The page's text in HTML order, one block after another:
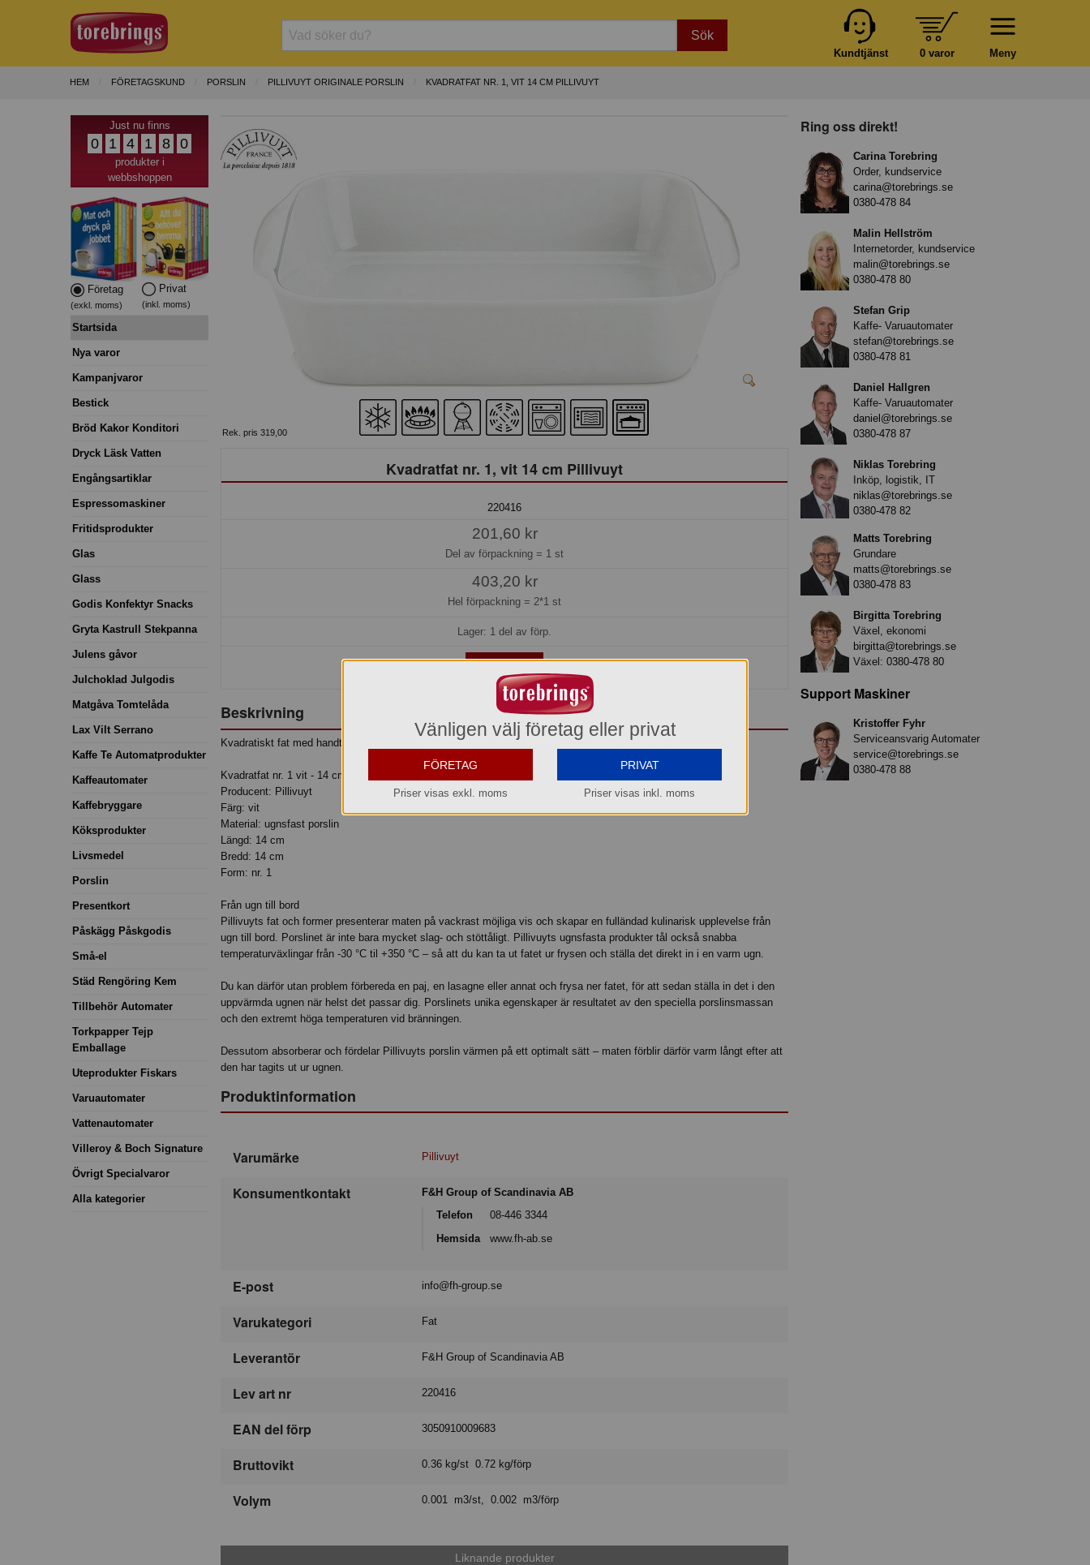
Sök
Meny
0 varor
Kundtjänst
HEM FÖRETAGSKUND PORSLIN PILLIVUYT ORIGINALE PORSLIN KVADRATFAT NR. 1, VIT 14 CM PILLIVUYT
Just nu finns
0 1 4 1 8 0
produkter i
webbshoppen
Företag
(exkl. moms)
Privat
(inkl. moms)
Startsida
Nya varor
Kampanjvaror
Bestick
Bröd Kakor Konditori
Dryck Läsk Vatten
Engångsartiklar
Espressomaskiner
Fritidsprodukter
Glas
Glass
Godis Konfektyr Snacks
Gryta Kastrull Stekpanna
Julens gåvor
Julchoklad Julgodis
Matgåva Tomtelåda
Lax Vilt Serrano
Kaffe Te Automatprodukter
Kaffeautomater
Kaffebryggare
Köksprodukter
Livsmedel
Porslin
Presentkort
Påskägg Påskgodis
Små-el
Städ Rengöring Kem
Tillbehör Automater
Torkpapper Tejp
Emballage
Uteprodukter Fiskars
Varuautomater
Vattenautomater
Villeroy & Boch Signature
Övrigt Specialvaror
Alla kategorier
Rek. pris 319,00
Kvadratfat nr. 1, vit 14 cm Pillivuyt
220416
201,60 kr
Del av förpackning = 1 st
403,20 kr
Hel förpackning = 2*1 st
Lager: 1 del av förp.
Beskrivning
Kvadratiskt fat med handtag som mäter 14x14 cm. Perfekt till ugnsrätter samt till servering.
Kvadratfat nr. 1 vit - 14 cm
Producent: Pillivuyt
Färg: vit
Material: ugnsfast porslin
Längd: 14 cm
Bredd: 14 cm
Form: nr. 1
Från ugn till bord
Pillivuyts fat och former presenterar maten på vackrast möjliga vis och skapar en fulländad kulinarisk upplevelse från
ugn till bord. Porslinet är inte bara mycket slag- och stöttåligt. Pillivuyts ugnsfasta produkter tål också snabba
temperaturväxlingar från -30 °C til +350 °C – så att du kan ta ut fatet ur frysen och ställa det direkt in i en varm ugn.
Du kan därför utan problem förbereda en paj, en lasagne eller annat och frysa ner fatet, för att sedan ställa in det i den
uppvärmda ugnen när helst det passar dig. Porslinets unika egenskaper är resultatet av den speciella porslinsmassan
och den extremt höga temperaturen vid bränningen.
Dessutom absorberar och fördelar Pillivuyts porslin värmen på ett optimalt sätt – maten förblir därför varm långt efter att
den har tagits ut ur ugnen.
Produktinformation
Varumärke Pillivuyt
Konsumentkontakt
F&H Group of Scandinavia AB
Telefon
08-446 3344
Hemsida
www.fh-ab.se
E-post info@fh-group.se
Varukategori Fat
Leverantör F&H Group of Scandinavia AB
Lev art nr 220416
EAN del förp 3050910009683
Bruttovikt 0.36 kg/st 0.72 kg/förp
Volym 0.001 m3/st, 0.002 m3/förp
Liknande produkter
Ring oss direkt!
Carina Torebring
Order, kundservice
carina@torebrings.se
0380-478 84
Malin Hellström
Internetorder, kundservice
malin@torebrings.se
0380-478 80
Stefan Grip
Kaffe- Varuautomater
stefan@torebrings.se
0380-478 81
Daniel Hallgren
Kaffe- Varuautomater
daniel@torebrings.se
0380-478 87
Niklas Torebring
Inköp, logistik, IT
niklas@torebrings.se
0380-478 82
Matts Torebring
Grundare
matts@torebrings.se
0380-478 83
Birgitta Torebring
Växel, ekonomi
birgitta@torebrings.se
Växel: 0380-478 80
Support Maskiner
Kristoffer Fyhr
Serviceansvarig Automater
service@torebrings.se
0380-478 88
Vänligen välj företag eller privat
FÖRETAG
Priser visas exkl. moms
PRIVAT
Priser visas inkl. moms